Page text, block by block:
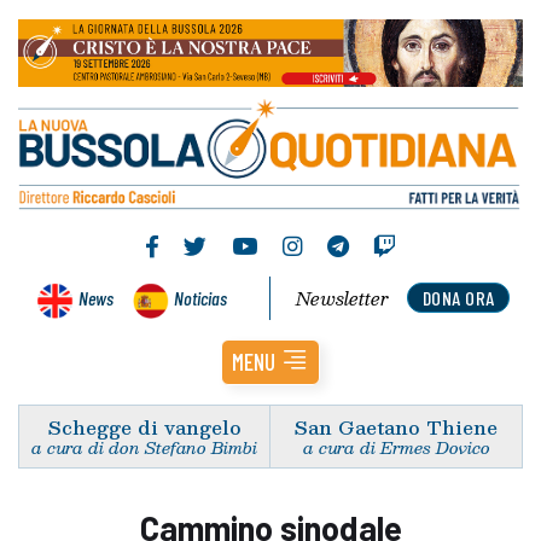
News Noticias DONA ORA
Newsletter
MENU
Schegge di vangelo
a cura di don Stefano Bimbi
San Gaetano Thiene
a cura di Ermes Dovico
Cammino sinodale